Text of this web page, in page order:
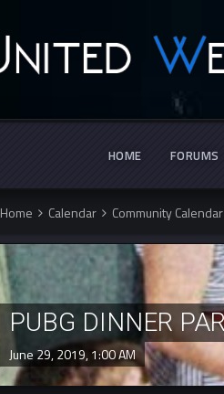
HOME FORUMS
Home Calendar Community Calendar
PUBG DINNER
June 29, 2019, 1:00 AM